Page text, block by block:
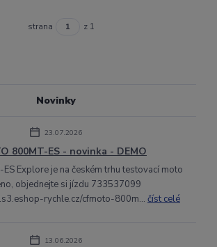
strana z 1
Novinky
23.07.2026
800MT-ES - novinka - DEMO
Explore je na českém trhu testovací moto
objednejte si jízdu 733537099
rychle.cz/cfmoto-800m... číst celé
13.06.2026